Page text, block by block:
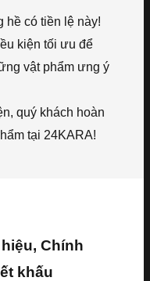
hề có tiền lệ này!
kiện tối ưu để
vật phẩm ưng ý
quý khách hoàn
tại 24KARA!
Chính
khấu